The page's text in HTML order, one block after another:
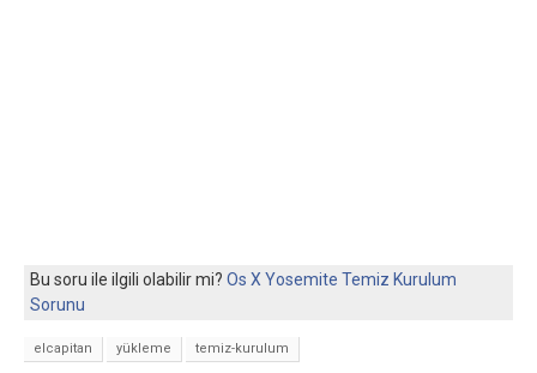
Bu soru ile ilgili olabilir mi? Os X Yosemite Temiz Kurulum
Sorunu
elcapitan yükleme temiz-kurulum